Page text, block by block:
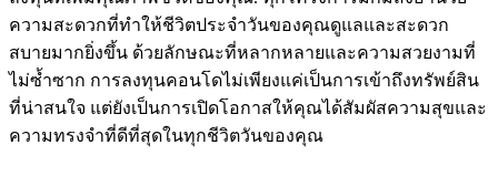
ความสะดวกที่ทำให้ชีวิตประจำวันของคุณดูแลและสะดวก
สบายมากยิ่งขึ้น ด้วยลักษณะที่หลากหลายและความสวยงามที่
ไม่ซ้ำซาก การลงทุนคอนโดไม่เพียงแค่เป็นการเข้าถึงทรัพย์สิน
ที่น่าสนใจ แต่ยังเป็นการเปิดโอกาสให้คุณได้สัมผัสความสุขและ
ความทรงจำที่ดีที่สุดในทุกชีวิตวันของคุณ